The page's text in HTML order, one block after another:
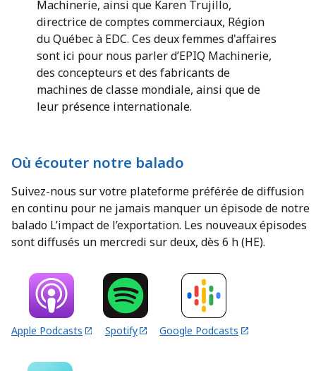
Machinerie, ainsi que Karen Trujillo,
directrice de comptes commerciaux, Région
du Québec à EDC. Ces deux femmes d'affaires
sont ici pour nous parler d’EPIQ Machinerie,
des concepteurs et des fabricants de
machines de classe mondiale, ainsi que de
leur présence internationale.
Où écouter notre balado
Suivez-nous sur votre plateforme préférée de diffusion
en continu pour ne jamais manquer un épisode de notre
balado L’impact de l’exportation. Les nouveaux épisodes
sont diffusés un mercredi sur deux, dès 6 h (HE).
Apple Podcasts Spotify Google Podcasts